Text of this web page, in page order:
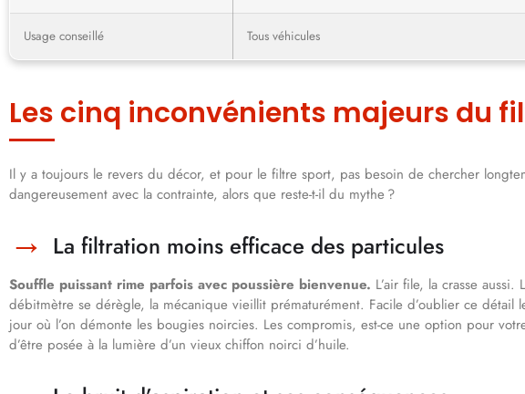
Usage conseillé Tous véhicules
Les cinq inconvénients majeurs du
Il y a toujours le revers du décor, et pour le filtre sport, pas besoin de chercher
dangereusement avec la contrainte, alors que reste-t-il du mythe ?
La filtration moins efficace des particules
Souffle puissant rime parfois avec poussière bienvenue. L’air file, la crasse
débitmètre se dérègle, la mécanique vieillit prématurément. Facile d’oublier ce détail
jour où l’on démonte les bougies noircies. Les compromis, est-ce une option pour
d’être posée à la lumière d’un vieux chiffon noirci d’huile.